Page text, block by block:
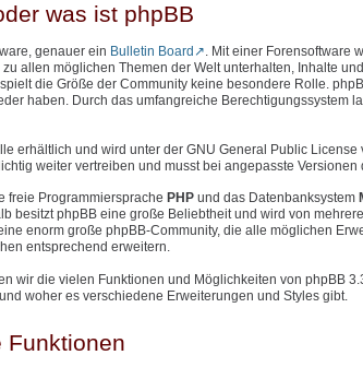
was ist phpBB
genauer ein Bulletin Board
. Mit einer Forensoftware
allen möglichen Themen der Welt unterhalten, Inhalte
die Größe der Community keine besondere Rolle.
haben. Durch das umfangreiche Berechtigungssystem
erhältlich und wird unter der GNU General Public
weiter vertreiben und musst bei angepasste Versionen
freie Programmiersprache PHP und das Datenbanksystem
besitzt phpBB eine große Beliebtheit und wird von
enorm große phpBB-Community, die alle möglichen
entsprechend erweitern.
wir die vielen Funktionen und Möglichkeiten von phpBB
woher es verschiedene Erweiterungen und Styles gibt.
Funktionen